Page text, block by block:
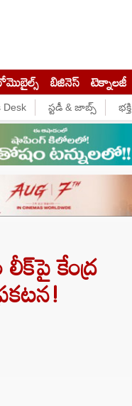
బిజినెస్‌ టెక్నాలజీ
Desk స్టడీ & జాబ్స్ భక్తి
కేంద్ర